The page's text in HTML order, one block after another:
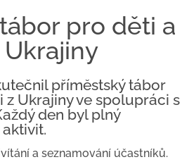
pro děti a
příměstský tábor
Ukrajiny ve spolupráci s
den byl plný
a seznamování účastníků.